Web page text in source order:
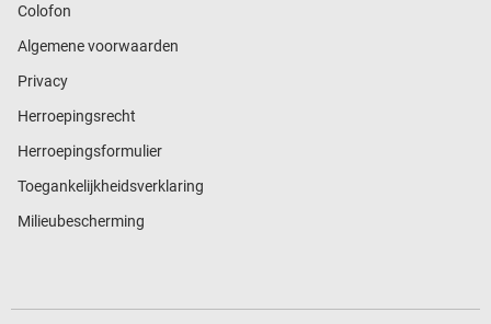
Colofon
Algemene voorwaarden
Privacy
Herroepingsrecht
Herroepingsformulier
Toegankelijkheidsverklaring
Milieubescherming